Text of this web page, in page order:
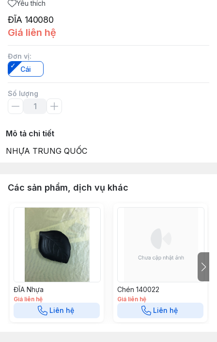
Yêu thích
ĐĨA 140080
Giá liên hệ
Đơn vị:
Cái
Số lượng
Mô tả chi tiết
NHỰA TRUNG QUỐC
Các sản phẩm, dịch vụ khác
ĐĨA Nhựa
Giá liên hệ
Liên hệ
Chén 140022
Giá liên hệ
Liên hệ